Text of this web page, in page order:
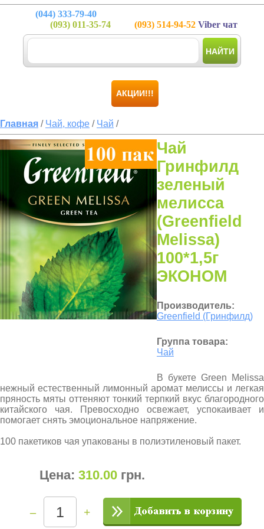
(044) 333-79-40
(093) 011-35-74 (093) 514-94-52 Viber чат
НАЙТИ
АКЦИИ!!!
Главная / Чай, кофе / Чай /
Чай
Гринфилд
зеленый
мелисса
(Greenfield
Melissa)
100*1,5г
ЭКОНОМ
Производитель:
Greenfield (Гринфилд)
Группа товара:
Чай
В букете Green Melissa
нежный естественный лимонный аромат мелиссы и легкая
пряность мяты оттеняют тонкий терпкий вкус благородного
китайского чая. Превосходно освежает, успокаивает и
помогает снять эмоциональное напряжение.
100 пакетиков чая упакованы в полиэтиленовый пакет.
Цена: 310.00 грн.
– +